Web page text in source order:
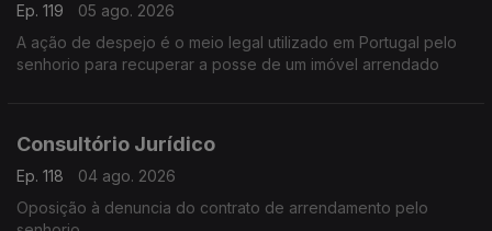
Ep. 119
05 ago. 2026
A ação de despejo é o meio legal utilizado em Portugal pelo
senhorio para recuperar a posse de um imóvel arrendado
Consultório Jurídico
Ep. 118
04 ago. 2026
Oposição à denuncia do contrato de arrendamento pelo